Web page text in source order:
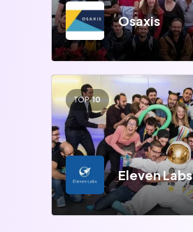
Osaxis
TOP 10
Eleven Labs